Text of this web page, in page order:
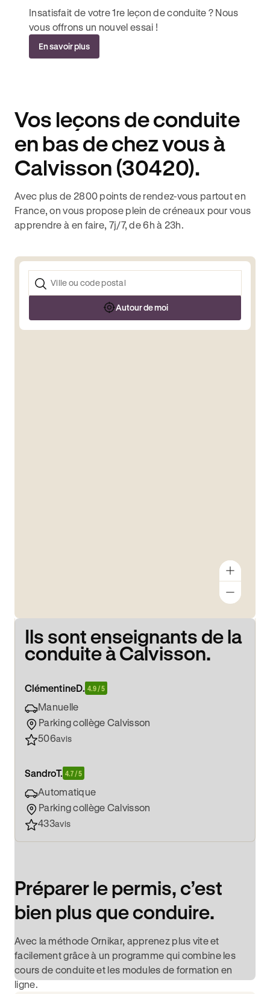
Insatisfait de votre 1re leçon de conduite ? Nous
vous offrons un nouvel essai !
En savoir plus
Vos leçons de conduite
en bas de chez vous à
Calvisson (30420).
Avec plus de 2800 points de rendez-vous partout en
France, on vous propose plein de créneaux pour vous
apprendre à en faire, 7j/7, de 6h à 23h.
Autour de moi
Ils sont enseignants de la
conduite à Calvisson.
ClémentineD. 4.9 / 5
Manuelle
Parking collège Calvisson
506avis
SandroT. 4.7 / 5
Automatique
Parking collège Calvisson
433avis
Préparer le permis, c’est
bien plus que conduire.
Avec la méthode Ornikar, apprenez plus vite et
facilement grâce à un programme qui combine les
cours de conduite et les modules de formation en
ligne.